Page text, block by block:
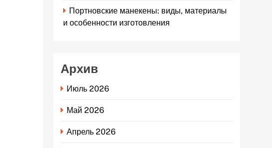
Портновские манекены: виды, материалы
и особенности изготовления
Архив
Июль 2026
Май 2026
Апрель 2026